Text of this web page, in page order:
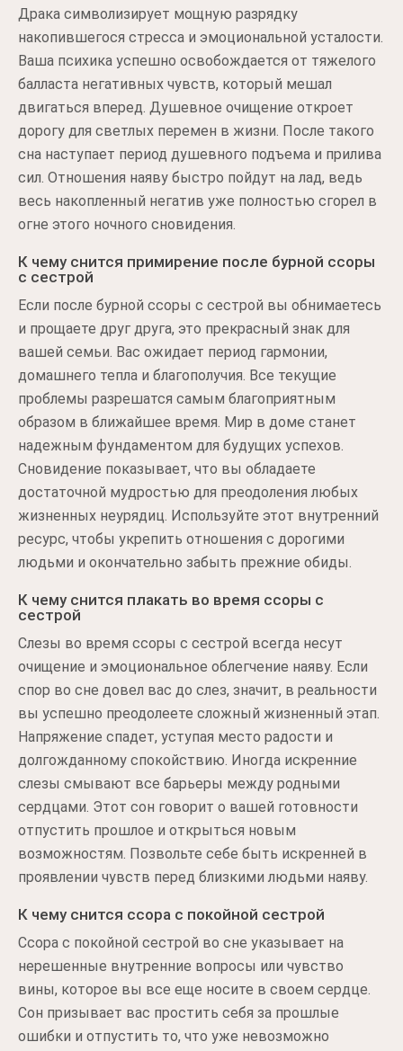
Драка символизирует мощную разрядку
накопившегося стресса и эмоциональной усталости.
Ваша психика успешно освобождается от тяжелого
балласта негативных чувств, который мешал
двигаться вперед. Душевное очищение откроет
дорогу для светлых перемен в жизни. После такого
сна наступает период душевного подъема и прилива
сил. Отношения наяву быстро пойдут на лад, ведь
весь накопленный негатив уже полностью сгорел в
огне этого ночного сновидения.
К чему снится примирение после бурной ссоры
с сестрой
Если после бурной ссоры с сестрой вы обнимаетесь
и прощаете друг друга, это прекрасный знак для
вашей семьи. Вас ожидает период гармонии,
домашнего тепла и благополучия. Все текущие
проблемы разрешатся самым благоприятным
образом в ближайшее время. Мир в доме станет
надежным фундаментом для будущих успехов.
Сновидение показывает, что вы обладаете
достаточной мудростью для преодоления любых
жизненных неурядиц. Используйте этот внутренний
ресурс, чтобы укрепить отношения с дорогими
людьми и окончательно забыть прежние обиды.
К чему снится плакать во время ссоры с
сестрой
Слезы во время ссоры с сестрой всегда несут
очищение и эмоциональное облегчение наяву. Если
спор во сне довел вас до слез, значит, в реальности
вы успешно преодолеете сложный жизненный этап.
Напряжение спадет, уступая место радости и
долгожданному спокойствию. Иногда искренние
слезы смывают все барьеры между родными
сердцами. Этот сон говорит о вашей готовности
отпустить прошлое и открыться новым
возможностям. Позвольте себе быть искренней в
проявлении чувств перед близкими людьми наяву.
К чему снится ссора с покойной сестрой
Ссора с покойной сестрой во сне указывает на
нерешенные внутренние вопросы или чувство
вины, которое вы все еще носите в своем сердце.
Сон призывает вас простить себя за прошлые
ошибки и отпустить то, что уже невозможно